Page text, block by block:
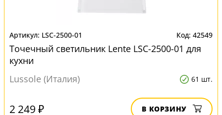
LSC-2500-01 42549
Точечный светильник Lente LSC-2500-01 для
кухни
Lussole (Италия)
61 шт.
2 249 ₽ В КОРЗИНУ